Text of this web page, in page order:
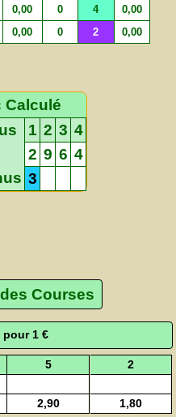
0,00 0 4 0,00
0,00 0 2 0,00
Calculé
1 2 3 4
2 9 6 4
3
Courses
1 €
5
2
2,90 1,80